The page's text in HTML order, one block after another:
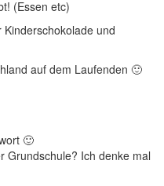
(Essen etc)
und
auf dem Laufenden 🙂
🙂
Grundschule? Ich denke mal